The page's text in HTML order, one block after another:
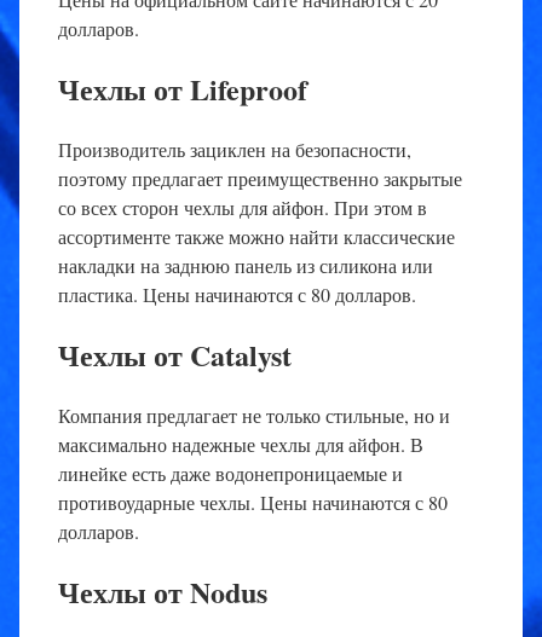
долларов.
Чехлы от Lifeproof
Производитель зациклен на безопасности,
поэтому предлагает преимущественно закрытые
со всех сторон чехлы для айфон. При этом в
ассортименте также можно найти классические
накладки на заднюю панель из силикона или
пластика. Цены начинаются с 80 долларов.
Чехлы от Catalyst
Компания предлагает не только стильные, но и
максимально надежные чехлы для айфон. В
линейке есть даже водонепроницаемые и
противоударные чехлы. Цены начинаются с 80
долларов.
Чехлы от Nodus